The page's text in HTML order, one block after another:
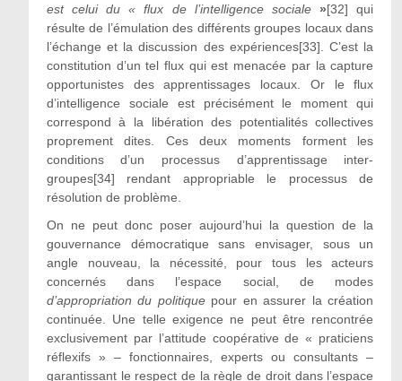
est celui du « flux de l’intelligence sociale»[32] qui
résulte de l’émulation des différents groupes locaux dans
l’échange et la discussion des expériences[33]. C’est la
constitution d’un tel flux qui est menacée par la capture
opportunistes des apprentissages locaux. Or le flux
d’intelligence sociale est précisément le moment qui
correspond à la libération des potentialités collectives
proprement dites. Ces deux moments forment les
conditions d’un processus d’apprentissage inter-
groupes[34] rendant appropriable le processus de
résolution de problème.
On ne peut donc poser aujourd’hui la question de la
gouvernance démocratique sans envisager, sous un
angle nouveau, la nécessité, pour tous les acteurs
concernés dans l’espace social, de modes
d’appropriation du politiquepour en assurer la création
continuée. Une telle exigence ne peut être rencontrée
exclusivement par l’attitude coopérative de « praticiens
réflexifs » – fonctionnaires, experts ou consultants –
garantissant le respect de la règle de droit dans l’espace